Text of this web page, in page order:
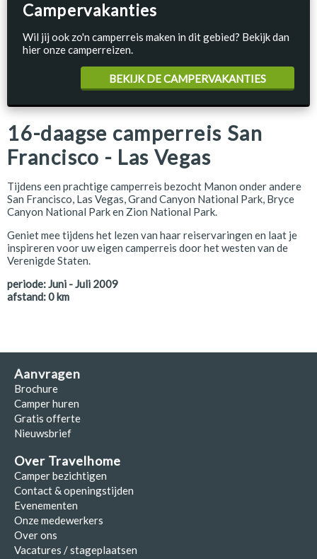
16-daagse camperreis San
Francisco - Las Vegas
Tijdens een prachtige camperreis bezocht Manon onder andere
San Francisco, Las Vegas, Grand Canyon National Park, Bryce
Canyon National Park en Zion National Park.
Geniet mee tijdens het lezen van haar reiservaringen en laat je
inspireren voor uw eigen camperreis door het westen van de
Verenigde Staten.
periode:Juni - Juli 2009
afstand:0km
Campervakanties
Wil jij ook zo'n camperreis maken in dit gebied? Bekijk dan
hier onze camperreizen.
BEKIJK DE CAMPERVAKANTIES
Aanvragen
Brochure
Camper huren
Gratis offerte
Nieuwsbrief
Over Travelhome
Camper bezichtigen
Contact & openingstijden
Evenementen
Onze medewerkers
Over ons
Vacatures / stageplaatsen